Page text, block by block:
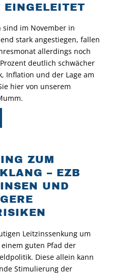
EINGELEITET
sind im November in
stark angestiegen, fallen
allerdings noch
deutlich schwächer
Inflation und der Lage am
hier von unserem
ZUM
– EZB
UND
Leitzinssenkung um
guten Pfad der
Diese allein kann
Stimulierung der